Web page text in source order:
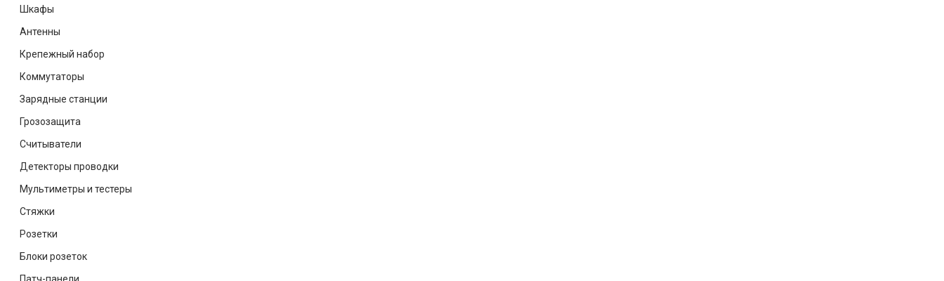
Шкафы
Антенны
Крепежный набор
Коммутаторы
Зарядные станции
Грозозащита
Считыватели
Детекторы проводки
Мультиметры и тестеры
Стяжки
Розетки
Блоки розеток